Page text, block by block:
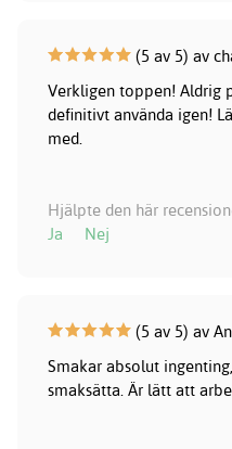
(5 av 5) av
Verkligen toppen! Aldrig
definitivt använda igen!
med.
Hjälpte den här
Ja
Nej
(5 av 5) av
Smakar absolut
smaksätta. Är lätt att